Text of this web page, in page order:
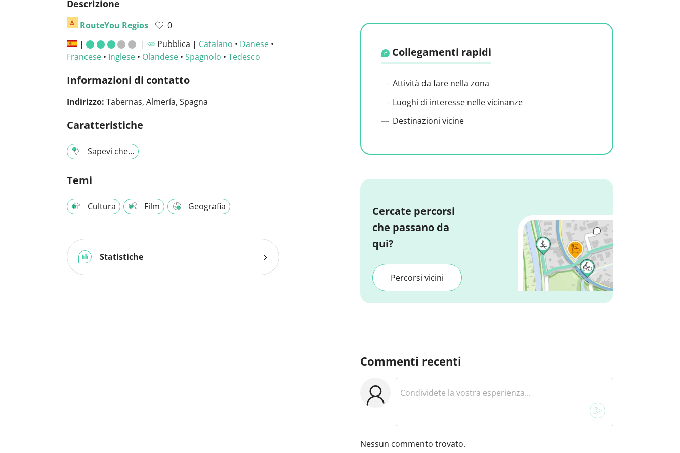
Descrizione
RouteYou Regios
0
|
| Pubblica | Catalano • Danese•
Francese • Inglese • Olandese • Spagnolo • Tedesco
Informazioni di contatto
Indirizzo: Tabernas, Almería, Spagna
Caratteristiche
Sapevi che...
Temi
Cultura Film Geografia
Statistiche
Collegamenti rapidi
Attività da fare nella zona
Luoghi di interesse nelle vicinanze
Destinazioni vicine
Cercate percorsi
che passano da
qui?
Percorsi vicini
Commenti recenti
Nessun commento trovato.